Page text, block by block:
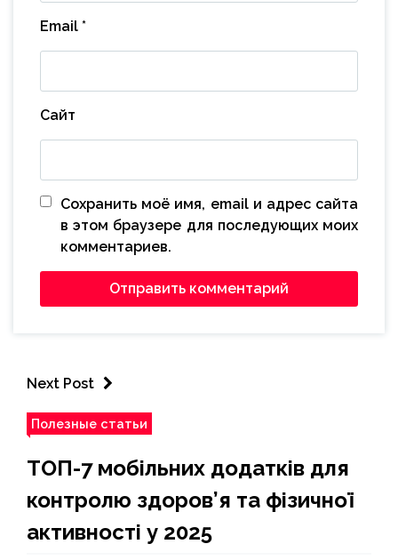
Email *
Сайт
Сохранить моё имя, email и адрес сайта
в этом браузере для последующих моих
комментариев.
Next Post
Полезные статьи
ТОП-7 мобільних додатків для
контролю здоров’я та фізичної
активності у 2025